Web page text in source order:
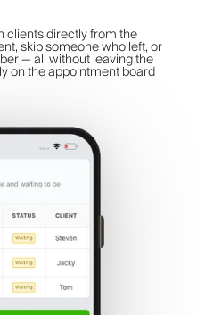
clients directly from the
skip someone who left, or
— all without leaving the
on the appointment board